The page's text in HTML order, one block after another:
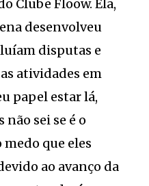
Clube Floow. Ela,
desenvolveu
disputas e
atividades em
papel estar lá,
sei se é o
que eles
ao avanço da